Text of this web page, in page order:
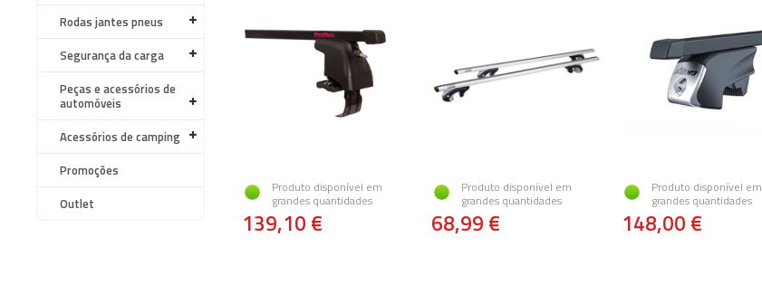
Rodas jantes pneus
Segurança da carga
Peças e acessórios de
automóveis
Acessórios de camping
Promoções
Outlet
Produto disponível em
grandes quantidades
139,10 €
Produto disponível em
grandes quantidades
68,99 €
Produto disponível em
grandes quantidades
148,00 €